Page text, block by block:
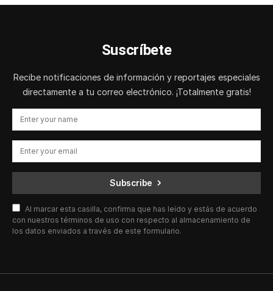
Suscríbete
Recibe notificaciones de información y reportajes especiales
directamente a tu correo electrónico. ¡Totalmente gratis!
Subscribe
Al marcar esta casilla, confirma que has leído y estás de acuerdo
con nuestros términos de uso con respecto al almacenamiento de
los datos enviados a través de este formulario.